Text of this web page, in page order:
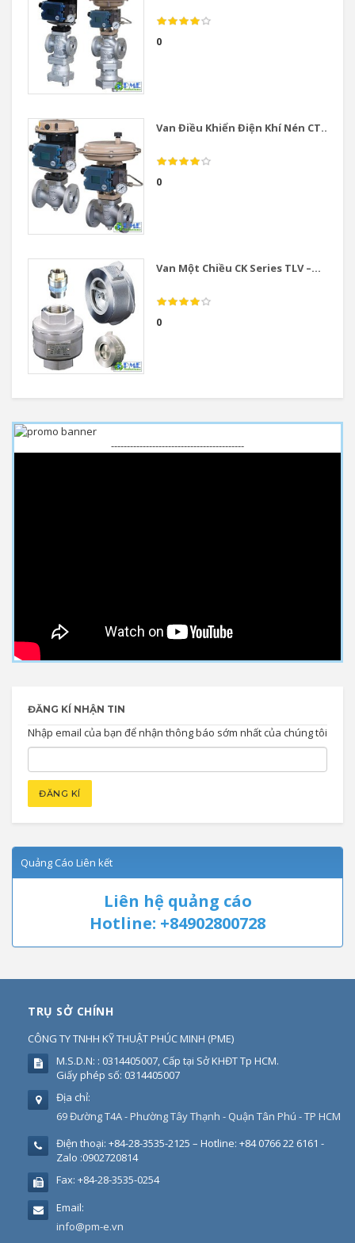
0
Van Điều Khiển Điện Khí Nén CT...
0
Van Một Chiều CK Series TLV –...
0
------------------------------------------
ĐĂNG KÍ NHẬN TIN
Nhập email của bạn để nhận thông báo sớm nhất của chúng tôi
Quảng Cáo Liên kết
Liên hệ quảng cáo
Hotline: +84902800728
TRỤ SỞ CHÍNH
CÔNG TY TNHH KỸ THUẬT PHÚC MINH (PME)
M.S.D.N: : 0314405007, Cấp tại Sở KHĐT Tp HCM.
Giấy phép số: 0314405007
Địa chỉ:
69 Đường T4A - Phường Tây Thạnh - Quận Tân Phú - TP HCM
Điện thoại: +84-28-3535-2125 – Hotline: +84 0766 22 6161 -
Zalo :0902720814
Fax: +84-28-3535-0254
Email:
info@pm-e.vn